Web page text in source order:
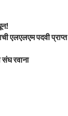
एलएलएम पदवी प्राप्त
संघ रवाना